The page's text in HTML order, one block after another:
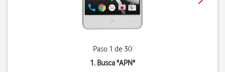
Paso 1 de 30
1. Busca "APN"